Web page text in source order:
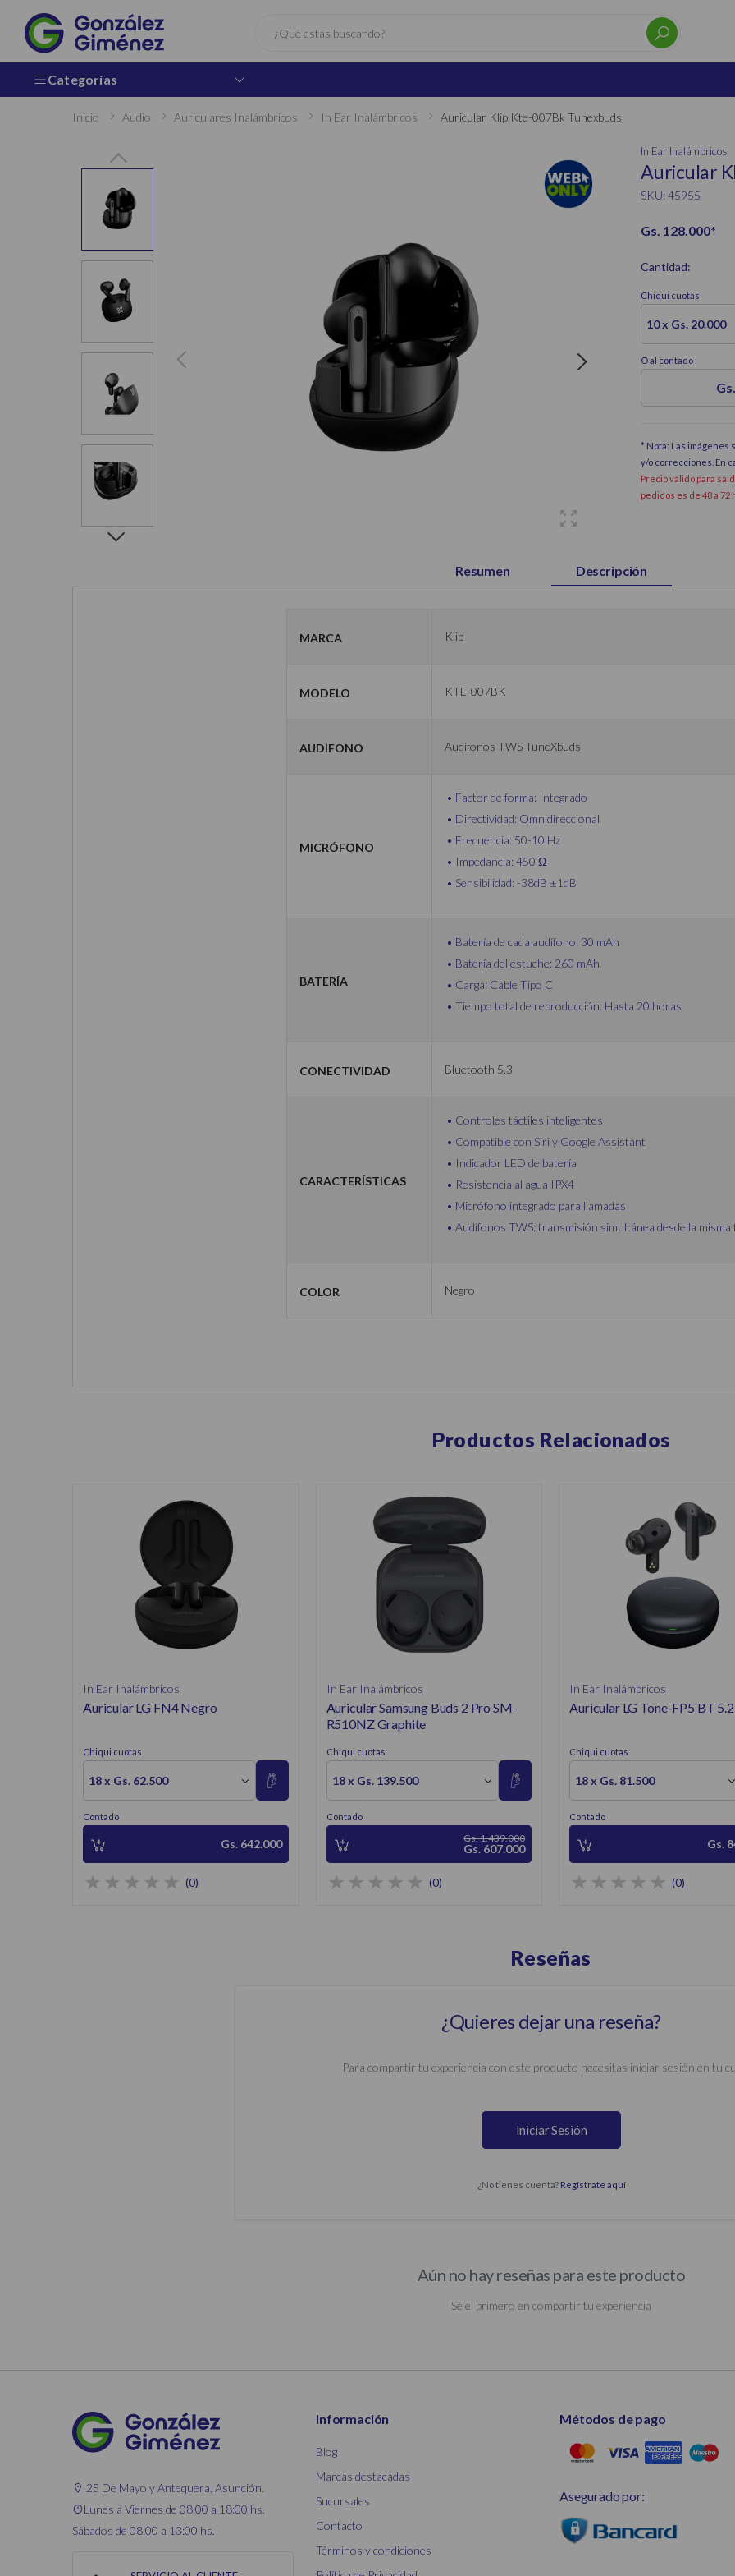
Categorías
Inicio Audio Auriculares Inalámbricos In Ear Inalámbricos Auricular Klip Kte-007Bk Tunexbuds
In Ear Inalámbricos
Auricular
SKU: 45955
Gs. 128.000*
Cantidad:
Chiqui cuotas
10 x Gs. 20.000
O al contado
* Nota: Las
y/o correcciones. En
Precio válido para
pedidos es de 48 a 72
Resumen Descripción
Marca Klip
Modelo KTE-007BK
Audífono Audífonos TWS TuneXbuds
Micrófono
Factor de forma: Integrado
Directividad: Omnidireccional
Frecuencia: 50-10 Hz
Impedancia: 450 Ω
Sensibilidad: -38dB ±1dB
Batería
Batería de cada audífono: 30 mAh
Batería del estuche: 260 mAh
Carga: Cable Tipo C
Tiempo total de reproducción: Hasta 20 horas
Conectividad Bluetooth 5.3
Características
Controles táctiles inteligentes
Compatible con Siri y Google Assistant
Indicador LED de batería
Resistencia al agua IPX4
Micrófono integrado para llamadas
Audífonos TWS: transmisión simultánea desde la misma
Color Negro
Productos Relacionados
In Ear Inalámbricos
Auricular LG FN4 Negro
Chiqui cuotas
18 x Gs. 62.500
Contado
Gs. 642.000
(0)
In Ear Inalámbricos
Auricular Samsung Buds 2 Pro SM-
R510NZ Graphite
Chiqui cuotas
18 x Gs. 139.500
Contado
Gs. 1.439.000
Gs. 607.000
(0)
In Ear Inalámbricos
Auricular LG Tone-FP5 BT
Chiqui cuotas
18 x Gs. 81.500
Contado
Gs.
(0)
Reseñas
¿Quieres dejar una reseña?
Para compartir tu experiencia con este producto necesitas iniciar sesión en tu
Iniciar Sesión
¿No tienes cuenta? Regístrate aquí
Aún no hay reseñas para este producto
Sé el primero en compartir tu experiencia
25 De Mayo y Antequera, Asunción.
Lunes a Viernes de 08:00 a 18:00 hs.
Sábados de 08:00 a 13:00 hs.
Información
Blog
Marcas destacadas
Sucursales
Contacto
Términos y condiciones
Métodos de pago
Asegurado por: